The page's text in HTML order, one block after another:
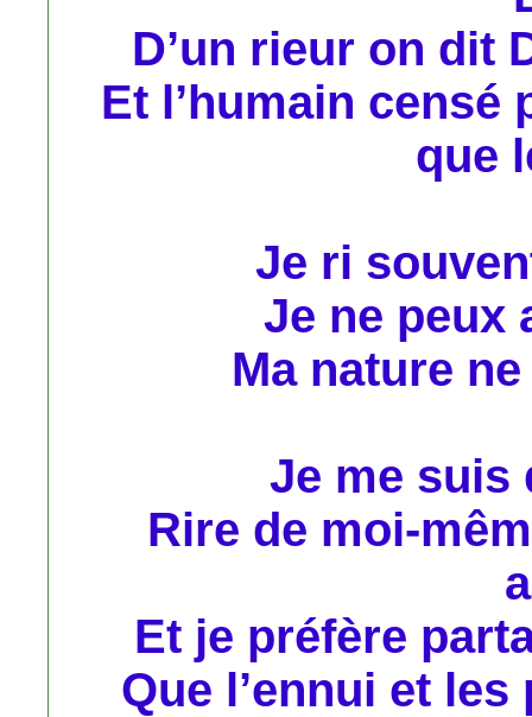
D’un rieur on dit
Et l’humain censé
que
Je ri
Je ne peux
Ma nature
Je me suis
Rire de moi-
Et je préfère
Que l’ennui et